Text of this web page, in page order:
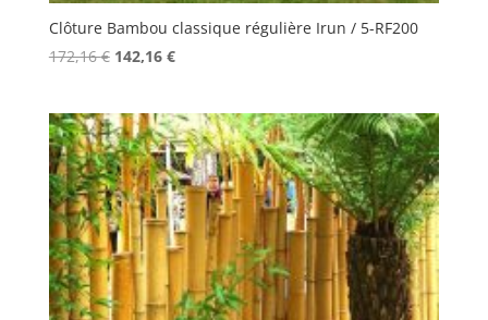
Clôture Bambou classique régulière Irun / 5-RF200
172,16€ Le
était :
172,16 €.
142,16 €Le
est :
142,16 €.